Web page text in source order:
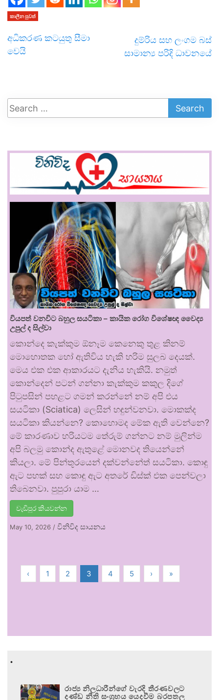
කාලීන පුවත්
අධිකරණ කටයුතු සීමා
වෙයි
දුම්රිය සහ ලංගම බස්
සාමාන්‍ය පරිදි ධාවනයේ
වියපත් වනවිට බහුල සයටිකා – කායික රෝග විශේෂඥ වෛද්‍ය
උපුල් ද සිල්වා
කොන්දෙ කැක්කුම ඕනෑම කෙනෙකු තුළ කිනම්
මොහොතක හෝ ඇතිවිය හැකි හරිම සුලබ දෙයක්.
මෙය එක එක ආකාරයට දැනිය හැකියි. නමුත්
කොන්දෙන් පටන් ගන්නා කැක්කුම කකුල දිගේ
පිටුපසින් පහළට ගමන් කරන්නේ නම් අපි එය
සයටිකා (Sciatica) ලෙසින් හඳුන්වනවා. මොකක්ද
සයටිකා කියන්නෙ? කොහොමද මේක ඇති වෙන්නෙ?
මේ කාරණාව හරියටම තේරුම් ගන්නට නම් මුලින්ම
අපි බලමු කොන්ද ඇතුළේ මොනවද තියෙන්නේ
කියලා. මේ පින්තූරයෙන් දක්වන්නේත් සයටිකා. කොඳු
ඇට පහක් සහ කොඳු ඇට අතරේ ඩිස්ක් එක පෙන්වලා
තිබෙනවා. පුපුරා යාම …
වැඩිපුර කියවන්න
May 10, 2026 / විනිවිද සායනය
‹ 1 2 3 4 5 › »
.
රාජ්‍ය නිලධාරීන්ගේ වැරදි තීරණවලට
දණ්ඩ නීති සංග්‍රහය යෙදවීම බරපතල